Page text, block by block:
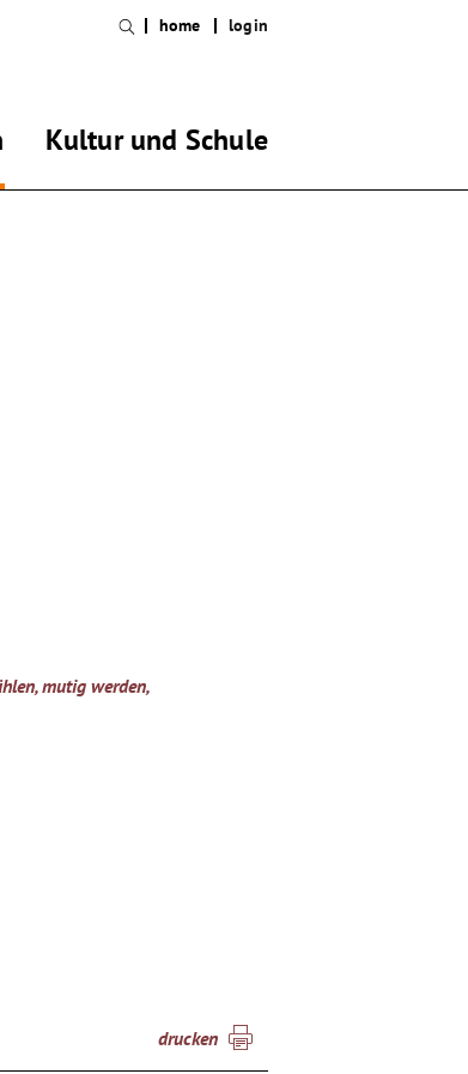
Kultur und Schule
home login
mutig werden,
drucken